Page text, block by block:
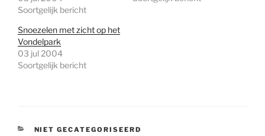
Soortgelijk bericht
Snoezelen met zicht op het
Vondelpark
03 jul 2004
Soortgelijk bericht
CATEGORIEËN
NIET GECATEGORISEERD